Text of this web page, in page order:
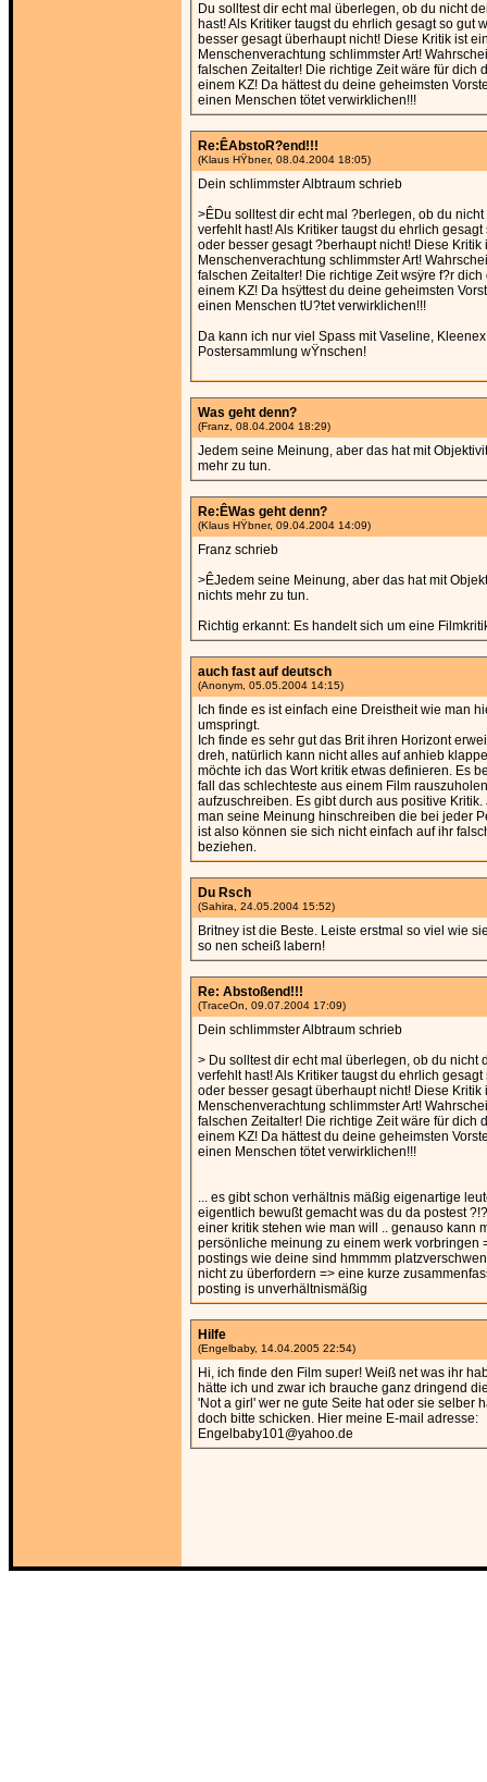
Du solltest dir echt mal überlegen, ob du nicht
hast! Als Kritiker taugst du ehrlich gesagt so gut
besser gesagt überhaupt nicht! Diese Kritik ist
Menschenverachtung schlimmster Art!
falschen Zeitalter! Die richtige Zeit wäre für dich
einem KZ! Da hättest du deine geheimsten
einen Menschen tötet verwirklichen!!!
Re:ÊAbstoR?end!!!
(Klaus HŸbner, 08.04.2004 18:05)
Dein schlimmster Albtraum schrieb
>ÊDu solltest dir echt mal ?berlegen, ob du
verfehlt hast! Als Kritiker taugst du ehrlich
oder besser gesagt ?berhaupt nicht! Diese Kritik
Menschenverachtung schlimmster Art!
falschen Zeitalter! Die richtige Zeit wsÿre f?r
einem KZ! Da hsÿttest du deine geheimsten
einen Menschen tU?tet verwirklichen!!!
Da kann ich nur viel Spass mit Vaseline,
Postersammlung wŸnschen!
Was geht denn?
(Franz, 08.04.2004 18:29)
Jedem seine Meinung, aber das hat mit
mehr zu tun.
Re:ÊWas geht denn?
(Klaus HŸbner, 09.04.2004 14:09)
Franz schrieb
>ÊJedem seine Meinung, aber das hat mit
nichts mehr zu tun.
Richtig erkannt: Es handelt sich um eine
auch fast auf deutsch
(Anonym, 05.05.2004 14:15)
Ich finde es ist einfach eine Dreistheit wie man
umspringt.
Ich finde es sehr gut das Brit ihren Horizont
dreh, natürlich kann nicht alles auf anhieb
möchte ich das Wort kritik etwas definieren. Es
fall das schlechteste aus einem Film
aufzuschreiben. Es gibt durch aus positive
man seine Meinung hinschreiben die bei jeder
ist also können sie sich nicht einfach auf ihr
beziehen.
Du Rsch
(Sahira, 24.05.2004 15:52)
Britney ist die Beste. Leiste erstmal so viel wie
so nen scheiß labern!
Re: Abstoßend!!!
(TraceOn, 09.07.2004 17:09)
Dein schlimmster Albtraum schrieb
> Du solltest dir echt mal überlegen, ob du nicht
verfehlt hast! Als Kritiker taugst du ehrlich
oder besser gesagt überhaupt nicht! Diese Kritik
Menschenverachtung schlimmster Art!
falschen Zeitalter! Die richtige Zeit wäre für dich
einem KZ! Da hättest du deine geheimsten
einen Menschen tötet verwirklichen!!!
... es gibt schon verhältnis mäßig eigenartige
eigentlich bewußt gemacht was du da postest
einer kritik stehen wie man will .. genauso kann
persönliche meinung zu einem werk vorbringen
postings wie deine sind hmmmm
nicht zu überfordern => eine kurze
posting is unverhältnismäßig
Hilfe
(Engelbaby, 14.04.2005 22:54)
Hi, ich finde den Film super! Weiß net was ihr
hätte ich und zwar ich brauche ganz dringend
'Not a girl' wer ne gute Seite hat oder sie selber
doch bitte schicken. Hier meine E-mail adresse:
Engelbaby101@yahoo.de